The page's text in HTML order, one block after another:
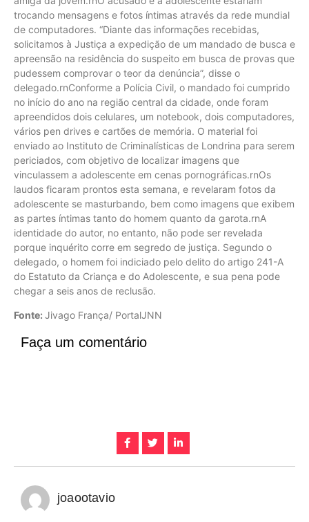
trocando mensagens e fotos íntimas através da rede mundial
de computadores. “Diante das informações recebidas,
solicitamos à Justiça a expedição de um mandado de busca e
apreensão na residência do suspeito em busca de provas que
pudessem comprovar o teor da denúncia”, disse o
delegado.rnConforme a Polícia Civil, o mandado foi cumprido
no início do ano na região central da cidade, onde foram
apreendidos dois celulares, um notebook, dois computadores,
vários pen drives e cartões de memória. O material foi
enviado ao Instituto de Criminalísticas de Londrina para serem
periciados, com objetivo de localizar imagens que
vinculassem a adolescente em cenas pornográficas.rnOs
laudos ficaram prontos esta semana, e revelaram fotos da
adolescente se masturbando, bem como imagens que exibem
as partes íntimas tanto do homem quanto da garota.rnA
identidade do autor, no entanto, não pode ser revelada
porque inquérito corre em segredo de justiça. Segundo o
delegado, o homem foi indiciado pelo delito do artigo 241-A
do Estatuto da Criança e do Adolescente, e sua pena pode
chegar a seis anos de reclusão.
Fonte: Jivago França/ PortalJNN
Faça um comentário
joaootavio